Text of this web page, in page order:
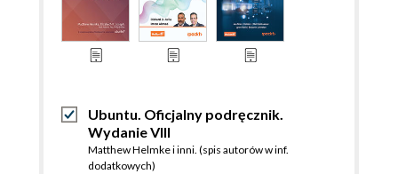
Ubuntu. Oficjalny podręcznik.
Wydanie VIII
Matthew Helmke i inni. (spis autorów w inf.
dodatkowych)